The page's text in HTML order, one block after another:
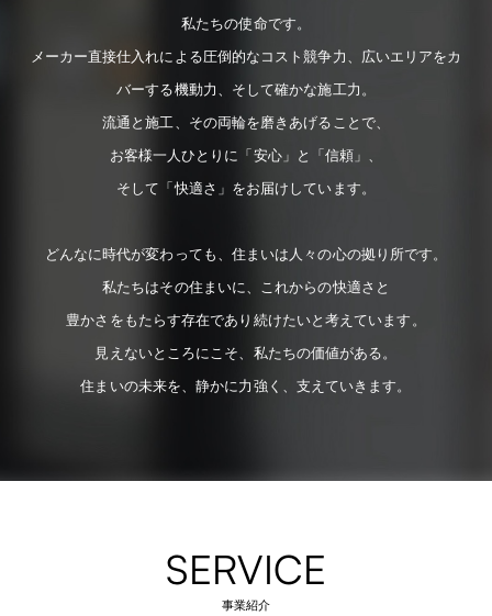
私たちの使命です。
メーカー直接仕入れによる圧倒的なコスト競争力、広いエリアをカ
バーする機動力、そして確かな施工力。
流通と施工、その両輪を磨きあげることで、
お客様一人ひとりに「安心」と「信頼」、
そして「快適さ」をお届けしています。
どんなに時代が変わっても、住まいは人々の心の拠り所です。
私たちはその住まいに、これからの快適さと
豊かさをもたらす存在であり続けたいと考えています。
見えないところにこそ、私たちの価値がある。
住まいの未来を、静かに力強く、支えていきます。
SERVICE
事業紹介